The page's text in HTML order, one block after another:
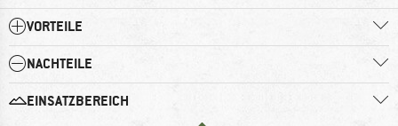
VORTEILE
NACHTEILE
EINSATZBEREICH